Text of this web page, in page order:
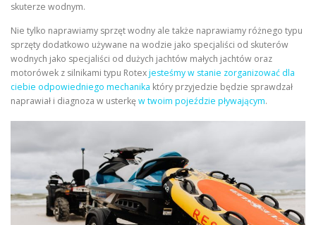
skuterze wodnym.
Nie tylko naprawiamy sprzęt wodny ale także naprawiamy różnego typu
sprzęty dodatkowo używane na wodzie jako specjaliści od skuterów
wodnych jako specjaliści od dużych jachtów małych jachtów oraz
motorówek z silnikami typu Rotexjesteśmy w stanie zorganizować dla
ciebie odpowiedniego mechanika który przyjedzie będzie sprawdzał
naprawiał i diagnoza w usterkęw twoim pojeździe pływającym.